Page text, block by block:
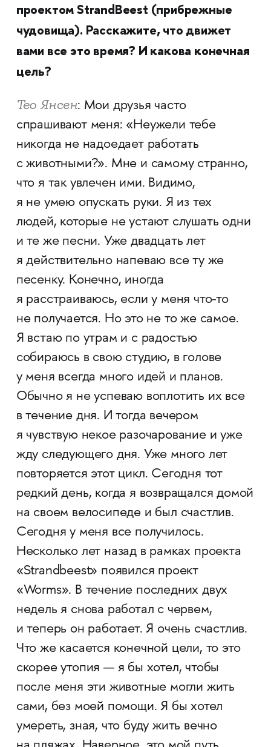
проектом StrandBeest (прибрежные
чудовища). Расскажите, что движет
вами все это время? И какова конечная
цель?
Тео Янсен: Мои друзья часто
спрашивают меня: «Неужели тебе
никогда не надоедает работать
с животными?». Мне и самому странно,
что я так увлечен ими. Видимо,
я не умею опускать руки. Я из тех
людей, которые не устают слушать одни
и те же песни. Уже двадцать лет
я действительно напеваю все ту же
песенку. Конечно, иногда
я расстраиваюсь, если у меня что-то
не получается. Но это не то же самое.
Я встаю по утрам и с радостью
собираюсь в свою студию, в голове
у меня всегда много идей и планов.
Обычно я не успеваю воплотить их все
в течение дня. И тогда вечером
я чувствую некое разочарование и уже
жду следующего дня. Уже много лет
повторяется этот цикл. Сегодня тот
редкий день, когда я возвращался домой
на своем велосипеде и был счастлив.
Сегодня у меня все получилось.
Несколько лет назад в рамках проекта
«Strandbeest» появился проект
«Worms». В течение последних двух
недель я снова работал с червем,
и теперь он работает. Я очень счастлив.
Что же касается конечной цели, то это
скорее утопия — я бы хотел, чтобы
после меня эти животные могли жить
сами, без моей помощи. Я бы хотел
умереть, зная, что буду жить вечно